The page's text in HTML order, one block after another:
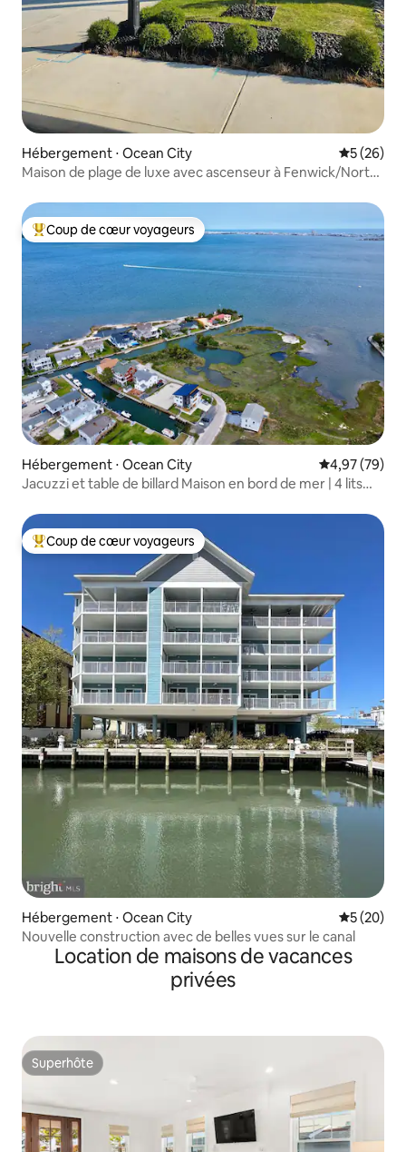
Hébergement ⋅ Ocean City
5 (26)
Maison de plage de luxe avec ascenseur à Fenwick/North
Coups de cœur voyageurs les plus appréciés
Coup de cœur voyageurs
Hébergement ⋅ Ocean City Évaluation
4,97 (79)
Jacuzzi et table de billard Maison en bord de mer | 4 lits
Coups de cœur voyageurs les plus appréciés
Coup de cœur voyageurs
Hébergement ⋅ Ocean City
5 (20)
Nouvelle construction avec de belles vues sur le canal
Location de maisons de vacances
privées
Superhôte
Superhôte